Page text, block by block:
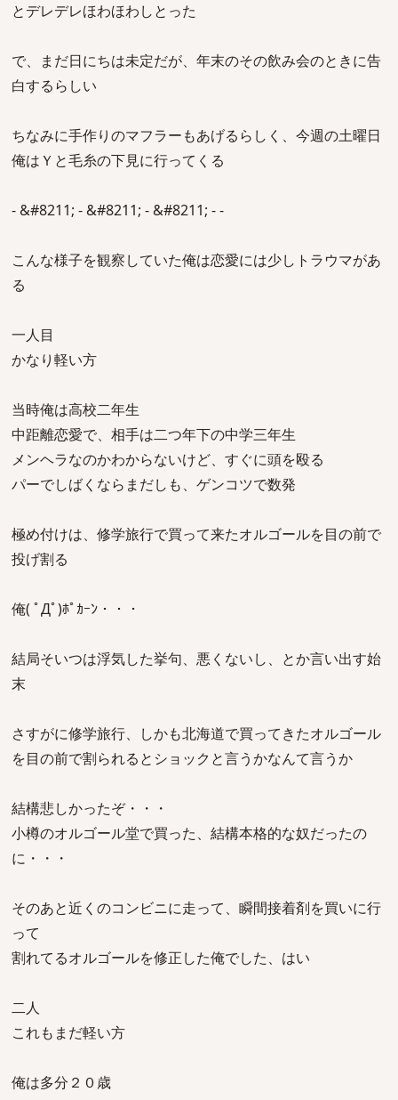
とデレデレほわほわしとった
で、まだ日にちは未定だが、年末のその飲み会のときに告
白するらしい
ちなみに手作りのマフラーもあげるらしく、今週の土曜日
俺はＹと毛糸の下見に行ってくる
- &#8211; - &#8211; - &#8211; - -
こんな様子を観察していた俺は恋愛には少しトラウマがあ
る
一人目
かなり軽い方
当時俺は高校二年生
中距離恋愛で、相手は二つ年下の中学三年生
メンヘラなのかわからないけど、すぐに頭を殴る
パーでしばくならまだしも、ゲンコツで数発
極め付けは、修学旅行で買って来たオルゴールを目の前で
投げ割る
俺( ﾟДﾟ)ﾎﾟｶｰﾝ・・・
結局そいつは浮気した挙句、悪くないし、とか言い出す始
末
さすがに修学旅行、しかも北海道で買ってきたオルゴール
を目の前で割られるとショックと言うかなんて言うか
結構悲しかったぞ・・・
小樽のオルゴール堂で買った、結構本格的な奴だったの
に・・・
そのあと近くのコンビニに走って、瞬間接着剤を買いに行
って
割れてるオルゴールを修正した俺でした、はい
二人
これもまだ軽い方
俺は多分２０歳